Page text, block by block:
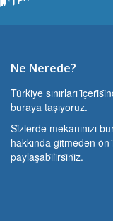
Ne Nerede?
Türki̇ye sınırları
buraya taşıyoruz.
Si̇zlerde mekanınızı
hakkında gi̇tmeden
paylaşabi̇li̇rsi̇ni̇z.